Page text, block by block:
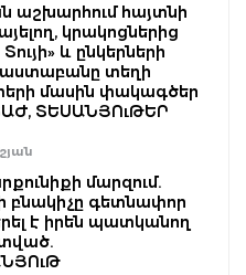
աշխարհում հայտնի
կրակոցներից
և ընկերների
տեղի
մասին փակագծեր
ՏԵՍԱՆՅՈւԹԵՐ
մարզում.
բնակիչը գետնափոր
է իրեն պատկանող